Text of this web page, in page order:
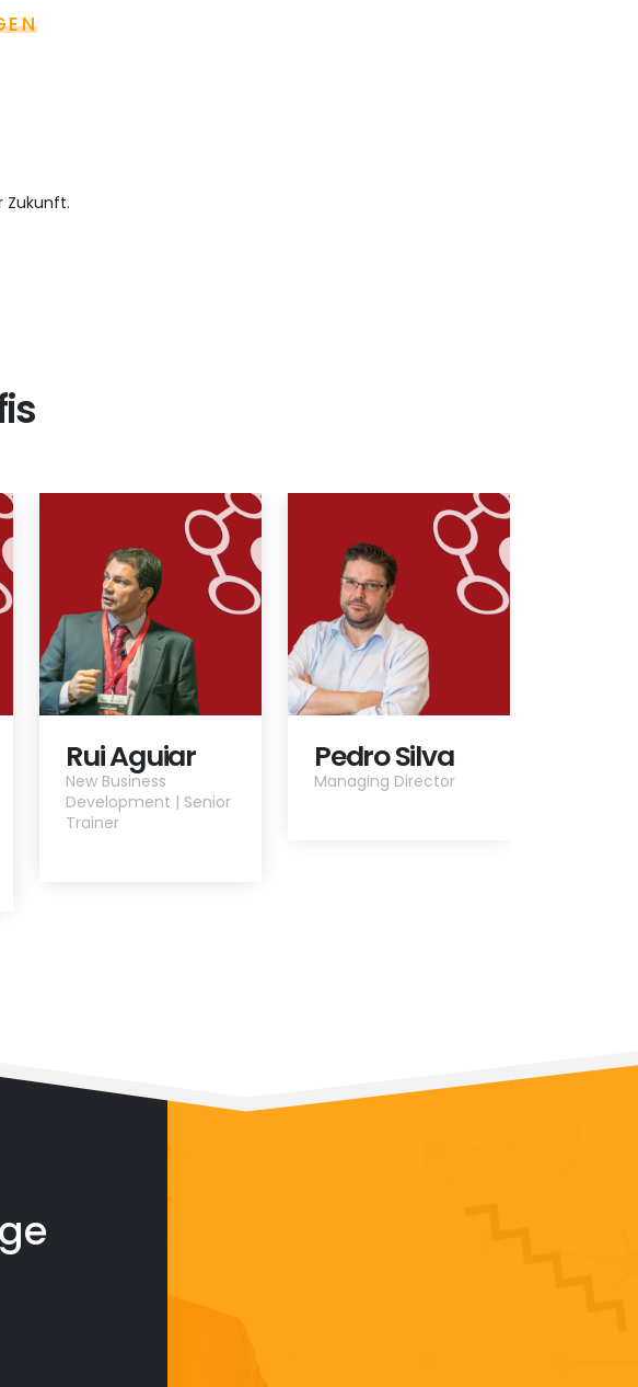
Zukunft.
Rui Aguiar
New Business
Development | Senior
Trainer
Pedro Silva
Managing Director